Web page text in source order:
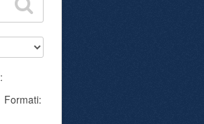
Formati: